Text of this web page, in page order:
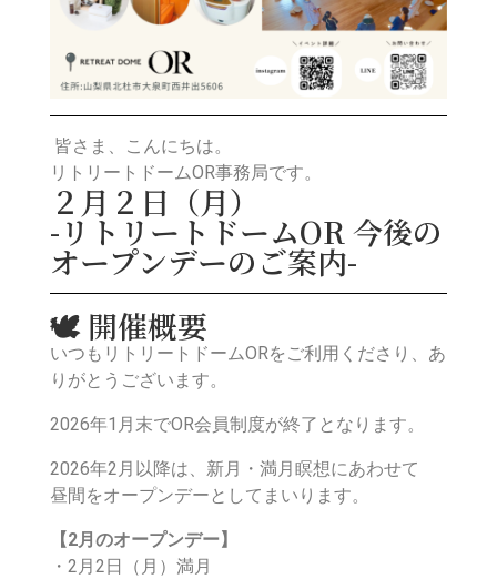
皆さま、こんにちは。
リトリートドームOR事務局です。
２月２日（月）
-リトリートドームOR 今後の
オープンデーのご案内-
🕊開催概要
いつもリトリートドームORをご利用くださり、あ
りがとうございます。
2026年1月末でOR会員制度が終了となります。
2026年2月以降は、新月・満月瞑想にあわせて
昼間をオープンデーとしてまいります。
【2月のオープンデー】
・2月2日（月）満月